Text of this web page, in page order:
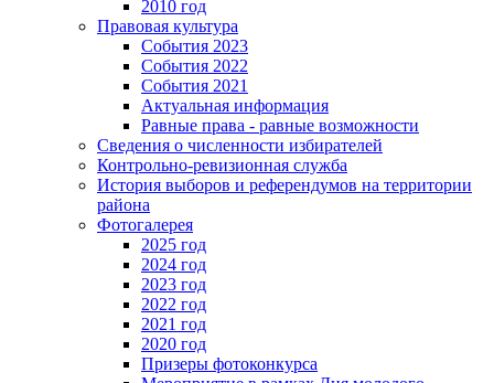
2010 год
Правовая культура
События 2023
События 2022
События 2021
Актуальная информация
Равные права - равные возможности
Сведения о численности избирателей
Контрольно-ревизионная служба
История выборов и референдумов на территории
района
Фотогалерея
2025 год
2024 год
2023 год
2022 год
2021 год
2020 год
Призеры фотоконкурса